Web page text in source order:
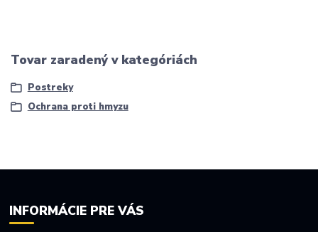
Tovar zaradený v kategóriách
Postreky
Ochrana proti hmyzu
INFORMÁCIE PRE VÁS